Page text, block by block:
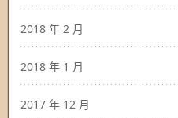
2018 年 2 月
2018 年 1 月
2017 年 12 月